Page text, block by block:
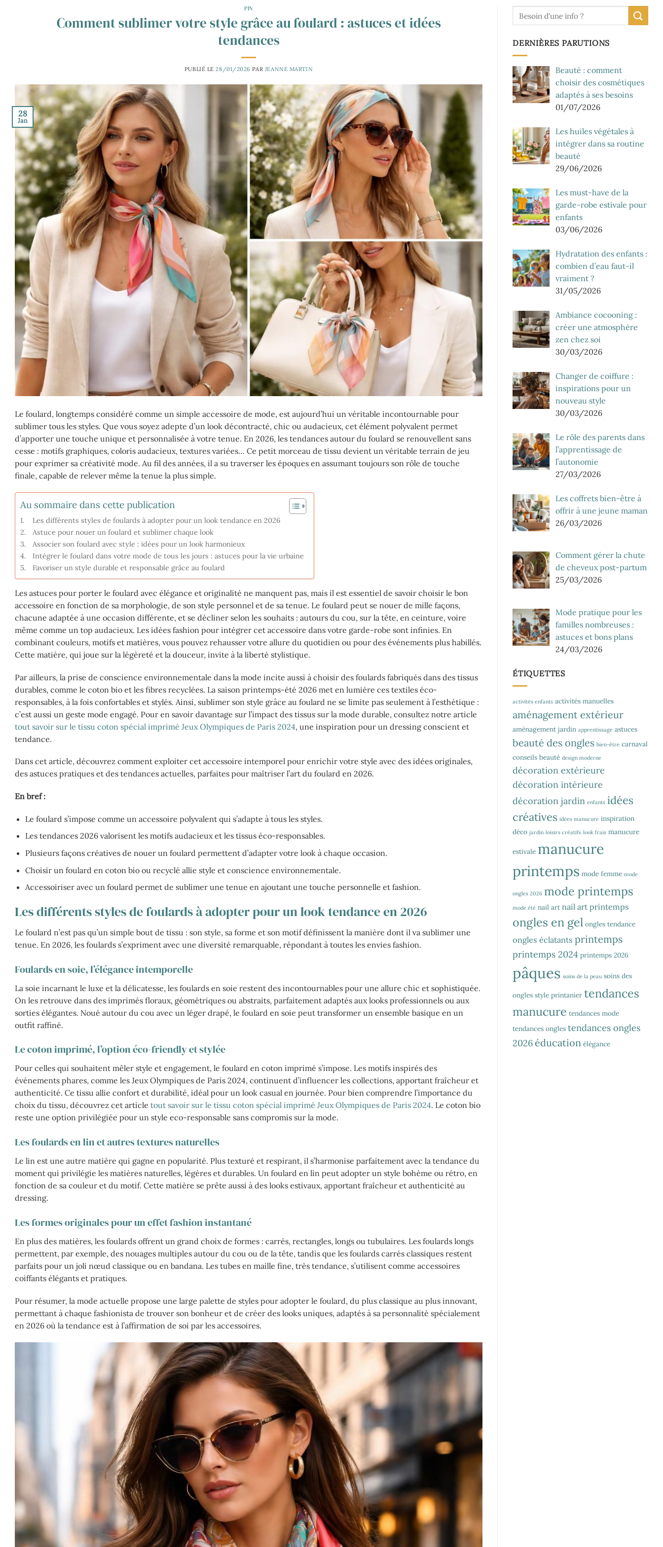
PIN
Comment sublimer votre style grâce au foulard : astuces et idées
tendances
PUBLIÉ LE28/01/2026 PAR JEANNE MARTIN
28
Jan
Le foulard, longtemps considéré comme un simple accessoire de mode, est aujourd’hui un véritable incontournable pour
sublimer tous les styles. Que vous soyez adepte d’un look décontracté, chic ou audacieux, cet élément polyvalent permet
d’apporter une touche unique et personnalisée à votre tenue. En 2026, les tendances autour du foulard se renouvellent sans
cesse : motifs graphiques, coloris audacieux, textures variées… Ce petit morceau de tissu devient un véritable terrain de jeu
pour exprimer sa créativité mode. Au fil des années, il a su traverser les époques en assumant toujours son rôle de touche
finale, capable de relever même la tenue la plus simple.
Au sommaire dans cette publication
Les différents styles de foulards à adopter pour un look tendance en 2026
Astuce pour nouer un foulard et sublimer chaque look
Associer son foulard avec style : idées pour un look harmonieux
Intégrer le foulard dans votre mode de tous les jours : astuces pour la vie urbaine
Favoriser un style durable et responsable grâce au foulard
Les astuces pour porter le foulard avec élégance et originalité ne manquent pas, mais il est essentiel de savoir choisir le bon
accessoire en fonction de sa morphologie, de son style personnel et de sa tenue. Le foulard peut se nouer de mille façons,
chacune adaptée à une occasion différente, et se décliner selon les souhaits : autours du cou, sur la tête, en ceinture, voire
même comme un top audacieux. Les idées fashion pour intégrer cet accessoire dans votre garde-robe sont infinies. En
combinant couleurs, motifs et matières, vous pouvez rehausser votre allure du quotidien ou pour des événements plus habillés.
Cette matière, qui joue sur la légèreté et la douceur, invite à la liberté stylistique.
Par ailleurs, la prise de conscience environnementale dans la mode incite aussi à choisir des foulards fabriqués dans des tissus
durables, comme le coton bio et les fibres recyclées. La saison printemps-été 2026 met en lumière ces textiles éco-
responsables, à la fois confortables et stylés. Ainsi, sublimer son style grâce au foulard ne se limite pas seulement à l’esthétique :
c’est aussi un geste mode engagé. Pour en savoir davantage sur l’impact des tissus sur la mode durable, consultez notre article
tout savoir sur le tissu coton spécial imprimé Jeux Olympiques de Paris 2024, une inspiration pour un dressing conscient et
tendance.
Dans cet article, découvrez comment exploiter cet accessoire intemporel pour enrichir votre style avec des idées originales,
des astuces pratiques et des tendances actuelles, parfaites pour maîtriser l’art du foulard en 2026.
En bref :
Le foulard s’impose comme un accessoire polyvalent qui s’adapte à tous les styles.
Les tendances 2026 valorisent les motifs audacieux et les tissus éco-responsables.
Plusieurs façons créatives de nouer un foulard permettent d’adapter votre look à chaque occasion.
Choisir un foulard en coton bio ou recyclé allie style et conscience environnementale.
Accessoiriser avec un foulard permet de sublimer une tenue en ajoutant une touche personnelle et fashion.
Les différents styles de foulards à adopter pour un look tendance en 2026
Le foulard n’est pas qu’un simple bout de tissu : son style, sa forme et son motif définissent la manière dont il va sublimer une
tenue. En 2026, les foulards s’expriment avec une diversité remarquable, répondant à toutes les envies fashion.
Foulards en soie, l’élégance intemporelle
La soie incarnant le luxe et la délicatesse, les foulards en soie restent des incontournables pour une allure chic et sophistiquée.
On les retrouve dans des imprimés floraux, géométriques ou abstraits, parfaitement adaptés aux looks professionnels ou aux
sorties élégantes. Noué autour du cou avec un léger drapé, le foulard en soie peut transformer un ensemble basique en un
outfit raffiné.
Le coton imprimé, l’option éco-friendly et stylée
Pour celles qui souhaitent mêler style et engagement, le foulard en coton imprimé s’impose. Les motifs inspirés des
événements phares, comme les Jeux Olympiques de Paris 2024, continuent d’influencer les collections, apportant fraîcheur et
authenticité. Ce tissu allie confort et durabilité, idéal pour un look casual en journée. Pour bien comprendre l’importance du
choix du tissu, découvrez cet article tout savoir sur le tissu coton spécial imprimé Jeux Olympiques de Paris 2024. Le coton bio
reste une option privilégiée pour un style eco-responsable sans compromis sur la mode.
Les foulards en lin et autres textures naturelles
Le lin est une autre matière qui gagne en popularité. Plus texturé et respirant, il s’harmonise parfaitement avec la tendance du
moment qui privilégie les matières naturelles, légères et durables. Un foulard en lin peut adopter un style bohème ou rétro, en
fonction de sa couleur et du motif. Cette matière se prête aussi à des looks estivaux, apportant fraîcheur et authenticité au
dressing.
Les formes originales pour un effet fashion instantané
En plus des matières, les foulards offrent un grand choix de formes : carrés, rectangles, longs ou tubulaires. Les foulards longs
permettent, par exemple, des nouages multiples autour du cou ou de la tête, tandis que les foulards carrés classiques restent
parfaits pour un joli nœud classique ou en bandana. Les tubes en maille fine, très tendance, s’utilisent comme accessoires
coiffants élégants et pratiques.
Pour résumer, la mode actuelle propose une large palette de styles pour adopter le foulard, du plus classique au plus innovant,
permettant à chaque fashionista de trouver son bonheur et de créer des looks uniques, adaptés à sa personnalité spécialement
en 2026 où la tendance est à l’affirmation de soi par les accessoires.
DERNIÈRES PARUTIONS
Beauté : comment
choisir des cosmétiques
adaptés à ses besoins
01/07/2026
Les huiles végétales à
intégrer dans sa routine
beauté
29/06/2026
Les must-have de la
garde-robe estivale pour
enfants
03/06/2026
Hydratation des enfants :
combien d’eau faut-il
vraiment ?
31/05/2026
Ambiance cocooning :
créer une atmosphère
zen chez soi
30/03/2026
Changer de coiffure :
inspirations pour un
nouveau style
30/03/2026
Le rôle des parents dans
l’apprentissage de
l’autonomie
27/03/2026
Les coffrets bien-être à
offrir à une jeune maman
26/03/2026
Comment gérer la chute
de cheveux post-partum
25/03/2026
Mode pratique pour les
familles nombreuses :
astuces et bons plans
24/03/2026
ÉTIQUETTES
activités enfants activités manuelles
aménagement extérieur
aménagement jardin apprentissage astuces
beauté des ongles bien-être carnaval
conseils beauté design moderne
décoration extérieure
décoration intérieure
décoration jardin enfants idées
créatives idées manucure inspiration
déco jardin loisirs créatifs look frais manucure
estivale manucure
printemps mode femme mode
ongles 2026 mode printemps
mode été nail art nail art printemps
ongles en gel ongles tendance
ongles éclatants printemps
printemps 2024 printemps 2026
pâques soins de la peau soins des
ongles style printanier tendances
manucure tendances mode
tendances ongles tendances ongles
2026 éducation élégance